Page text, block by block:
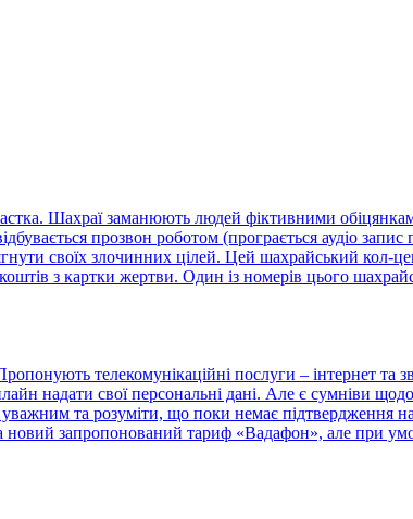
Шахраї заманюють людей фіктивними
прозвон роботом (програється аудіо
своїх злочинних цілей. Цей шахрайський кол-
з картки жертви. Один із номерів цього
телекомунікаційні послуги – інтернет та
надати свої персональні дані. Але є сумніви
та розуміти, що поки немає підтвердження
запропонований тариф «Вадафон», але при